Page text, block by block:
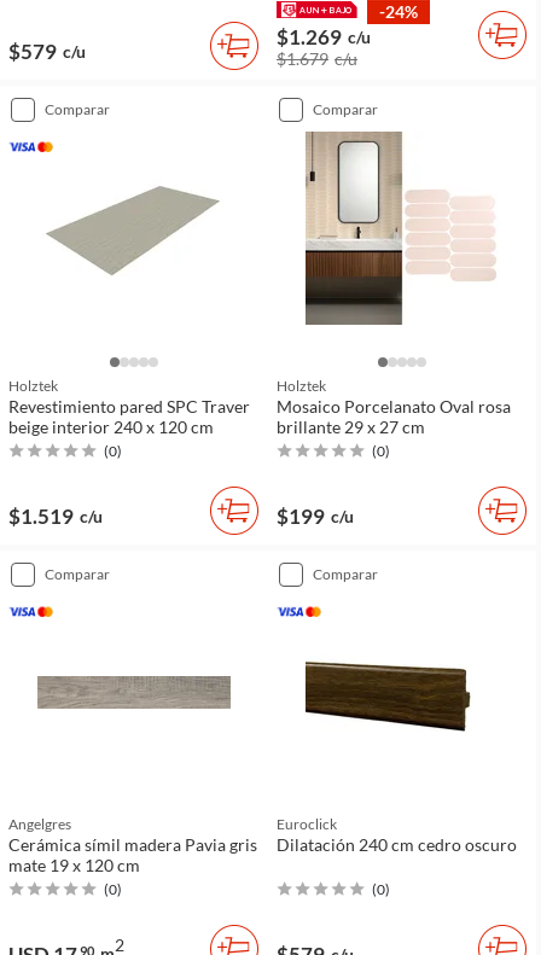
$579 c/u
-24%
$1.269 c/u
$1.679 c/u
comparar
Holztek
Revestimiento pared SPC Traver
beige interior 240 x 120 cm
(0)
$1.519 c/u
comparar
Holztek
Mosaico Porcelanato Oval rosa
brillante 29 x 27 cm
(0)
$199 c/u
comparar
Angelgres
Cerámica símil madera Pavia gris
mate 19 x 120 cm
(0)
90 2
comparar
Euroclick
Dilatación 240 cm cedro oscuro
(0)